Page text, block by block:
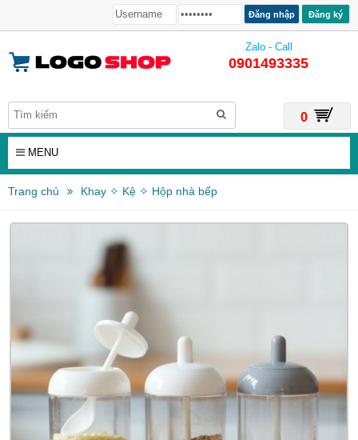
Đăng ký
Zalo - Call
0901493335
0
MENU
Trang chủ Khay ✧ Kệ ✧ Hộp nhà bếp